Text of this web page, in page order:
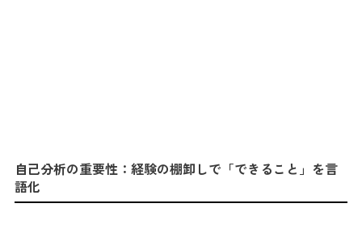
自己分析の重要性：経験の棚卸しで「できること」を言
語化